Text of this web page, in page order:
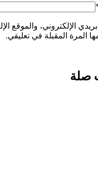
الإلكتروني، والموقع
المرة المقبلة في تعليقي.
صلة